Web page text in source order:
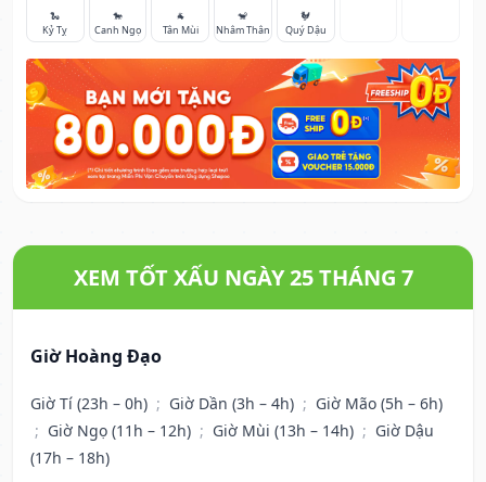
🐍
Kỷ Tỵ
🐎
Canh Ngọ
🐐
Tân Mùi
🐒
Nhâm Thân
🐓
Quý Dậu
XEM TỐT XẤU NGÀY 25 THÁNG 7
Giờ Hoàng Đạo
Giờ Tí (23h – 0h) ; Giờ Dần (3h – 4h) ; Giờ Mão (5h – 6h)
; Giờ Ngọ (11h – 12h) ; Giờ Mùi (13h – 14h) ; Giờ Dậu
(17h – 18h)